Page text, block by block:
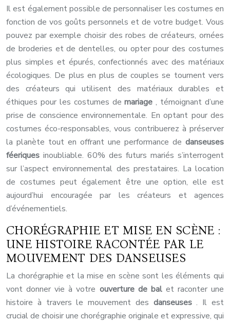
Il est également possible de personnaliser les costumes en
fonction de vos goûts personnels et de votre budget. Vous
pouvez par exemple choisir des robes de créateurs, ornées
de broderies et de dentelles, ou opter pour des costumes
plus simples et épurés, confectionnés avec des matériaux
écologiques. De plus en plus de couples se tournent vers
des créateurs qui utilisent des matériaux durables et
éthiques pour les costumes demariage, témoignant d’une
prise de conscience environnementale. En optant pour des
costumes éco-responsables, vous contribuerez à préserver
la planète tout en offrant une performance de danseuses
féeriques inoubliable. 60% des futurs mariés s’interrogent
sur l’aspect environnemental des prestataires. La location
de costumes peut également être une option, elle est
aujourd’hui encouragée par les créateurs et agences
d’événementiels.
CHORÉGRAPHIE ET MISE EN SCÈNE :
UNE HISTOIRE RACONTÉE PAR LE
MOUVEMENT DES DANSEUSES
La chorégraphie et la mise en scène sont les éléments qui
vont donner vie à votre ouverture de bal et raconter une
histoire à travers le mouvement des danseuses. Il est
crucial de choisir une chorégraphie originale et expressive, qui